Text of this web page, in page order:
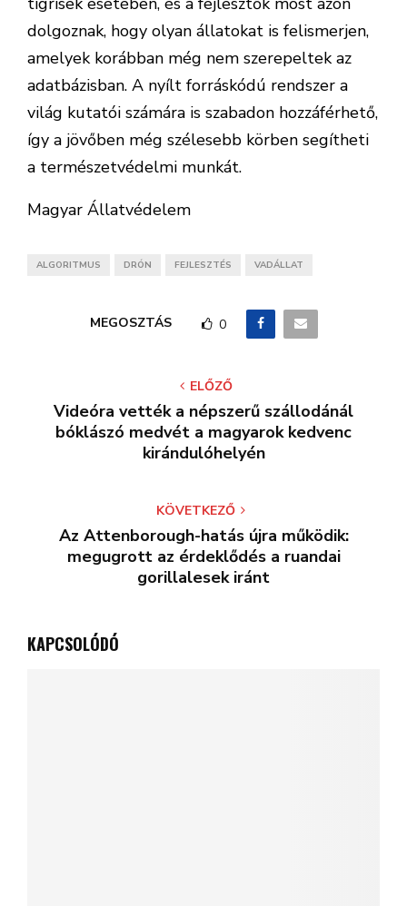
dolgoznak, hogy olyan állatokat is felismerjen,
amelyek korábban még nem szerepeltek az
adatbázisban. A nyílt forráskódú rendszer a
világ kutatói számára is szabadon hozzáférhető,
így a jövőben még szélesebb körben segítheti
a természetvédelmi munkát.
Magyar Állatvédelem
ALGORITMUS DRÓN FEJLESZTÉS VADÁLLAT
MEGOSZTÁS 0
ELŐZŐ
Videóra vették a népszerű szállodánál
bóklászó medvét a magyarok kedvenc
kirándulóhelyén
KÖVETKEZŐ
Az Attenborough-hatás újra működik:
megugrott az érdeklődés a ruandai
gorillalesek iránt
KAPCSOLÓDÓ